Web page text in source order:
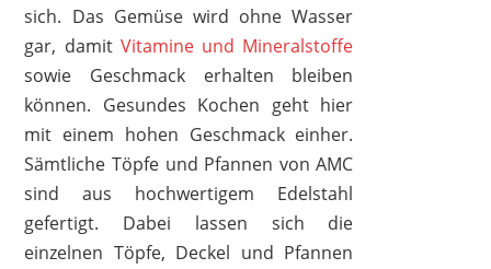
sich. Das Gemüse wird ohne Wasser
gar, damit Vitamine und Mineralstoffe
sowie Geschmack erhalten bleiben
können. Gesundes Kochen geht hier
mit einem hohen Geschmack einher.
Sämtliche Töpfe und Pfannen von AMC
sind aus hochwertigem Edelstahl
gefertigt. Dabei lassen sich die
einzelnen Töpfe, Deckel und Pfannen